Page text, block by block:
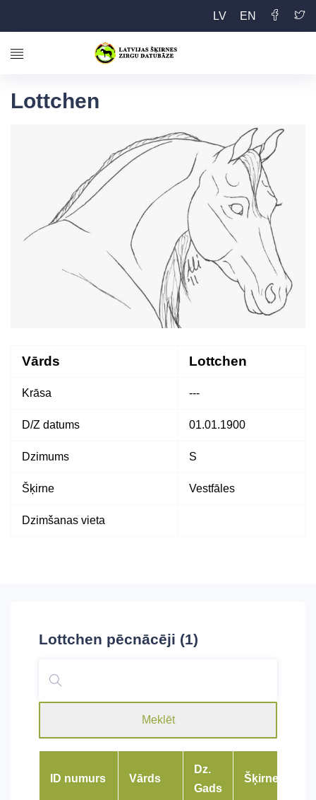
LV EN
Lottchen
Vārds Lottchen
Krāsa ---
D/Z datums 01.01.1900
Dzimums S
Šķirne Vestfāles
Dzimšanas vieta
Lottchen pēcnācēji (1)
Meklēt
ID numurs Vārds
Dz.
Gads
Šķirne